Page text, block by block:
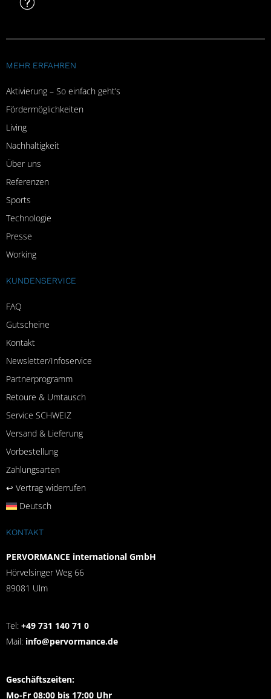
MEHR ERFAHREN
Aktivierung – So einfach geht’s
Fördermöglichkeiten
Living
Nachhaltigkeit
Über uns
Referenzen
Sports
Technologie
Presse
Working
KUNDENSERVICE
FAQ
Gutscheine
Kontakt
Newsletter/Infoservice
Partnerprogramm
Retoure & Umtausch
Service SCHWEIZ
Versand & Lieferung
Vorbestellung
Zahlungsarten
↩︎ Vertrag widerrufen
Deutsch
KONTAKT
PERVORMANCE international GmbH
Hörvelsinger Weg 66
89081 Ulm
Tel: +49 731 140 71 0
Mail: info@pervormance.de
Geschäftszeiten:
Mo-Fr 08:00 bis 17:00 Uhr